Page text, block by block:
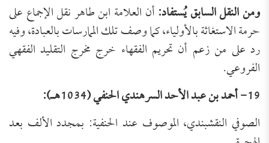
ومن النقل السابق يُستفاد:أن العلامة ابن طاهر نقل الإجماع على
حرمة الاستغاثة بالأولياء، كما وصف تلك الممارسات بالعبادة، وفيه
رد على من زعم أن تحريم الفقهاء خرج مخرج التقليد الفقهي
الفروعي.
19- أحمد بن عبد الأحد السرهندي الحنفي (1034هـ):
الصوفي النقشبندي، الموصوف عند الحنفية: بمجدد الألف بعد